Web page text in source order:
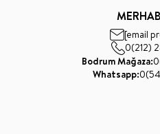
[email
0(212)
Bodrum Mağaza:
Whatsapp: